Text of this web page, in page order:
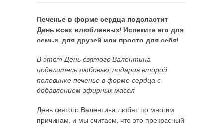
Печенье в форме сердца подсластит
День всех влюбленных! Испеките его для
семьи, для друзей или просто для себя!
В этот День святого Валентина
поделитесь любовью, подарив второй
половинке печенье в форме сердца с
добавлением эфирных масел
День святого Валентина любят по многим
причинам, и мы считаем, что это прекрасный